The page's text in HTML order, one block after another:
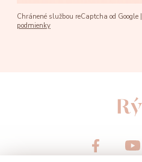
Chránené službou reCaptcha od Google |
podmienky